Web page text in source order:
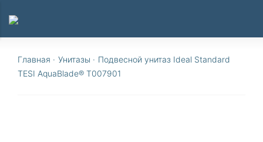
Главная · Унитазы · Подвесной унитаз Ideal Standard
TESI AquaBlade® T007901